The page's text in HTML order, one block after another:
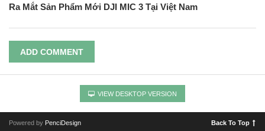
Ra Mắt Sản Phẩm Mới DJI MIC 3 Tại Việt Nam
ADD COMMENT
VIEW DESKTOP VERSION
Powered by PenciDesign Back To Top